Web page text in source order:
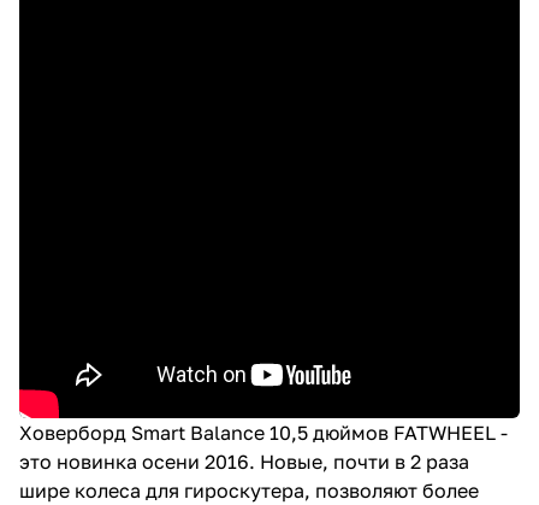
Ховерборд Smart Balance 10,5 дюймов FATWHEEL -
это новинка осени 2016. Новые, почти в 2 раза
шире колеса для гироскутера, позволяют более